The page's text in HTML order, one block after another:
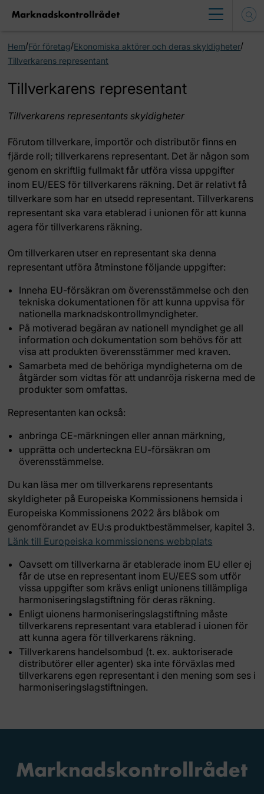
Hem/För företag/Ekonomiska aktörer och deras skyldigheter/
Tillverkarens representant
Tillverkarens representant
Tillverkarens representants skyldigheter
Förutom tillverkare, importör och distributör finns en
fjärde roll; tillverkarens representant. Det är någon som
genom en skriftlig fullmakt får utföra vissa uppgifter
inom EU/EES för tillverkarens räkning. Det är relativt få
tillverkare som har en utsedd representant. Tillverkarens
representant ska vara etablerad i unionen för att kunna
agera för tillverkarens räkning.
Om tillverkaren utser en representant ska denna
representant utföra åtminstone följande uppgifter:
Inneha EU-försäkran om överensstämmelse och den
tekniska dokumentationen för att kunna uppvisa för
nationella marknadskontrollmyndigheter.
På motiverad begäran av nationell myndighet ge all
information och dokumentation som behövs för att
visa att produkten överensstämmer med kraven.
Samarbeta med de behöriga myndigheterna om de
åtgärder som vidtas för att undanröja riskerna med de
produkter som omfattas.
Representanten kan också:
anbringa CE-märkningen eller annan märkning,
upprätta och underteckna EU-försäkran om
överensstämmelse.
Du kan läsa mer om tillverkarens representants
skyldigheter på Europeiska Kommissionens hemsida i
Europeiska Kommissionens 2022 års blåbok om
genomförandet av EU:s produktbestämmelser, kapitel 3.
Länk till Europeiska kommissionens webbplats
Oavsett om tillverkarna är etablerade inom EU eller ej
får de utse en representant inom EU/EES som utför
vissa uppgifter som krävs enligt unionens tillämpliga
harmoniseringslagstiftning för deras räkning.
Enligt uionens harmoniseringslagstiftning måste
tillverkarens representant vara etablerad i uionen för
att kunna agera för tillverkarens räkning.
Tillverkarens handelsombud (t. ex. auktoriserade
distributörer eller agenter) ska inte förväxlas med
tillverkarens egen representant i den mening som ses i
harmoniseringslagstiftningen.